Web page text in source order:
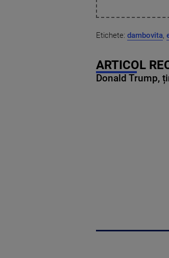
Etichete: dambovita,
ARTICOL
Donald Trump,